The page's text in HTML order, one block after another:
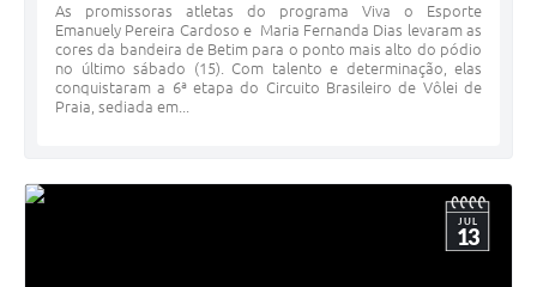
As promissoras atletas do programa Viva o Esporte
Emanuely Pereira Cardoso e Maria Fernanda Dias levaram as
cores da bandeira de Betim para o ponto mais alto do pódio
no último sábado (15). Com talento e determinação, elas
conquistaram a 6ª etapa do Circuito Brasileiro de Vôlei de
Praia, sediada em...
JUL
13